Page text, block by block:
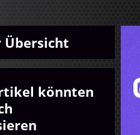
Übersicht
könnten